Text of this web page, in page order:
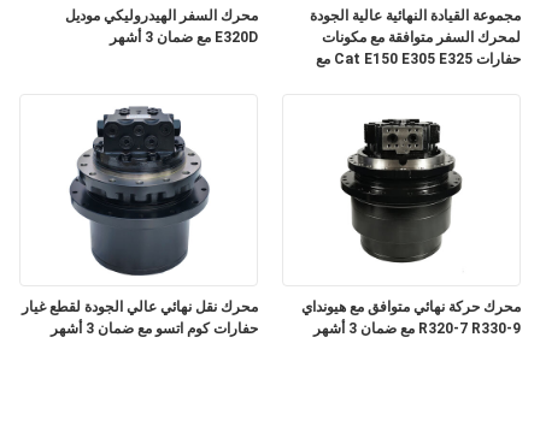
محرك السفر الهيدروليكي موديل
E320D مع ضمان 3 أشهر
مجموعة القيادة النهائية عالية الجودة
لمحرك السفر متوافقة مع مكونات
حفارات Cat E150 E305 E325 مع
محرك نقل نهائي عالي الجودة لقطع غيار
حفارات كوم اتسو مع ضمان 3 أشهر
محرك حركة نهائي متوافق مع هيونداي
R320-7 R330-9 مع ضمان 3 أشهر